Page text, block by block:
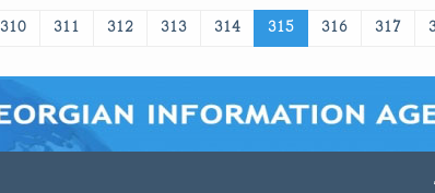
310 311 312 313 314 315 316 317